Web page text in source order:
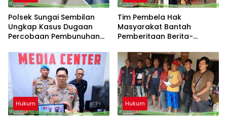
Polsek Sungai Sembilan
Ungkap Kasus Dugaan
Percobaan Pembunuhan
Tim Pembela Hak
Masyarakat Bantah
Pemberitaan Berita-
Tidak Sesuai Fakta dan
Akan Tempuh Jalur Dewan
Pers
Hukum Hukum